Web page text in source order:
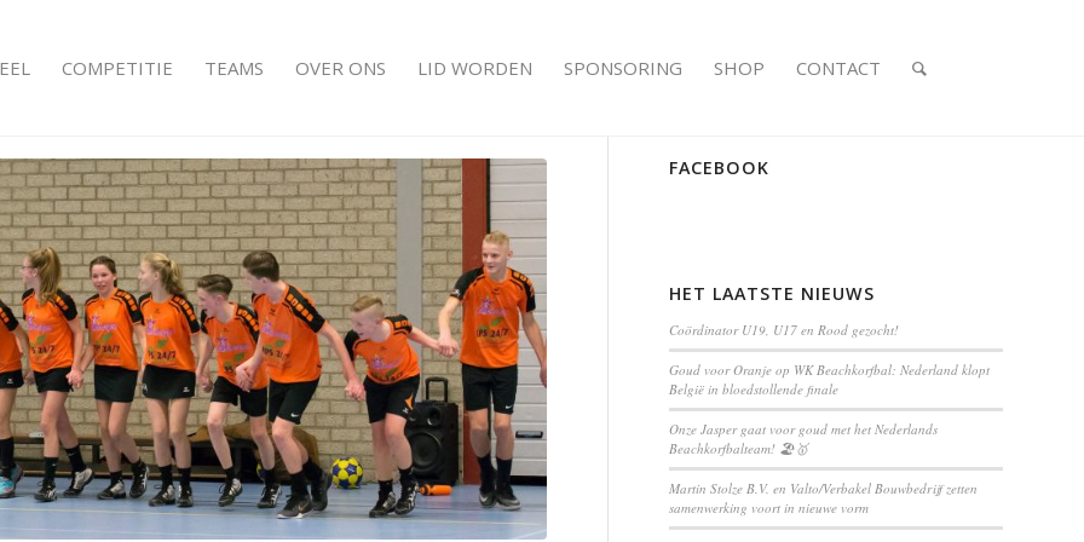
COMPETITIE TEAMS OVER ONS LID WORDEN SPONSORING SHOP CONTACT
FACEBOOK
HET LAATSTE NIEUWS
Coördinator U19, U17 en Rood gezocht!
Goud voor Oranje op WK Beachkorfbal: Nederland klopt
België in bloedstollende finale
Onze Jasper gaat voor goud met het Nederlands
Beachkorfbalteam! 🏖️🥇
Martin Stolze B.V. en Valto/Verbakel Bouwbedrijf zetten
samenwerking voort in nieuwe vorm